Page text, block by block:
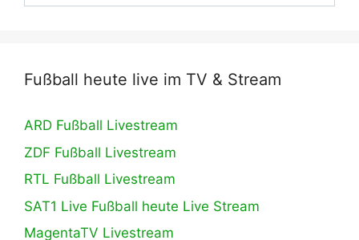
Fußball heute live im TV & Stream
ARD Fußball Livestream
ZDF Fußball Livestream
RTL Fußball Livestream
SAT1 Live Fußball heute Live Stream
MagentaTV Livestream